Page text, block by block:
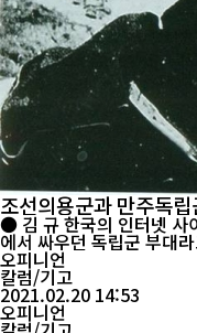
조선의용군과 만주독
● 김 규 한국의 인터넷 사이트에서 ‘조선의용군’을 검색해보면 만주
에서 싸우던 독립군 부대
용군 혹은 조선 의용대가
래서 조선의용군이 곧 조
군 백두산 독립군이나 만
군에도 가담하지 않았나 혹
오피니언
칼럼/기고
2021.02.20 14:53
오피니언